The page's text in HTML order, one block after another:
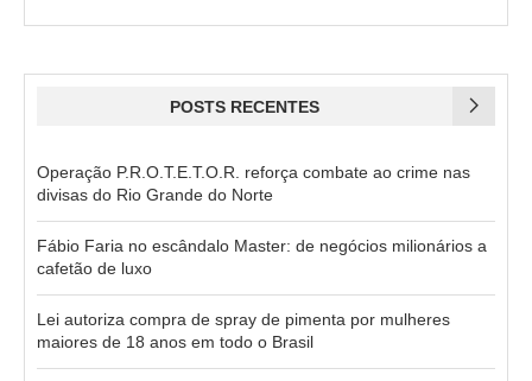
POSTS RECENTES
Operação P.R.O.T.E.T.O.R. reforça combate ao crime nas
divisas do Rio Grande do Norte
Fábio Faria no escândalo Master: de negócios milionários a
cafetão de luxo
Lei autoriza compra de spray de pimenta por mulheres
maiores de 18 anos em todo o Brasil